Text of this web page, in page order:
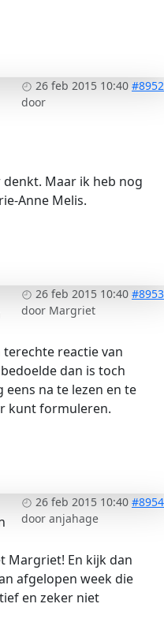
26 feb 2015 10:40 #8952
door
Maar ik heb nog
Anne Melis.
26 feb 2015 10:40 #8953
door Margriet
reactie van
dan is toch
eens na te lezen en te
kunt formuleren.
26 feb 2015 10:40 #8954
door anjahage
Margriet! En kijk dan
afgelopen week die
en zeker niet